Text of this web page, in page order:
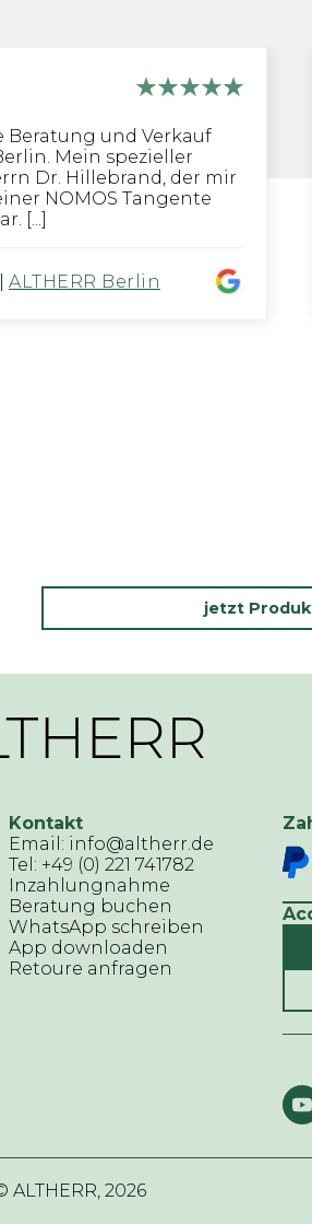
Beratung und Verkauf
Mein spezieller
Dr. Hillebrand, der mir
NOMOS Tangente
[...]
ALTHERR Berlin
jetzt
Kontakt
Email: info@altherr.de
Tel: +49 (0) 221 741782
Inzahlungnahme
Beratung buchen
WhatsApp schreiben
App downloaden
Retoure anfragen
ALTHERR, 2026